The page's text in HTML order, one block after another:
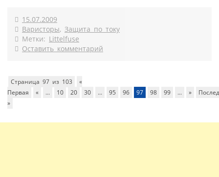
15.07.2009
Варисторы, Защита по току
Метки: Littelfuse
Оставить комментарий
Страница 97 из 103
«
Первая
« ... 10 20 30 ... 95 96 97 98 99 ... »
»